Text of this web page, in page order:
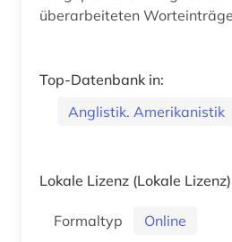
überarbeiteten
Top-Datenbank in:
Anglistik. Amerikanistik
Lokale Lizenz (Lokale Lizenz)
Formaltyp
Online